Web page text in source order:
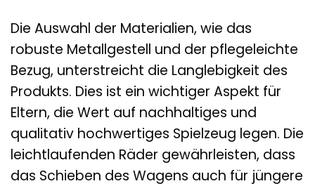
Die Auswahl der Materialien, wie das
robuste Metallgestell und der pflegeleichte
Bezug, unterstreicht die Langlebigkeit des
Produkts. Dies ist ein wichtiger Aspekt für
Eltern, die Wert auf nachhaltiges und
qualitativ hochwertiges Spielzeug legen. Die
leichtlaufenden Räder gewährleisten, dass
das Schieben des Wagens auch für jüngere